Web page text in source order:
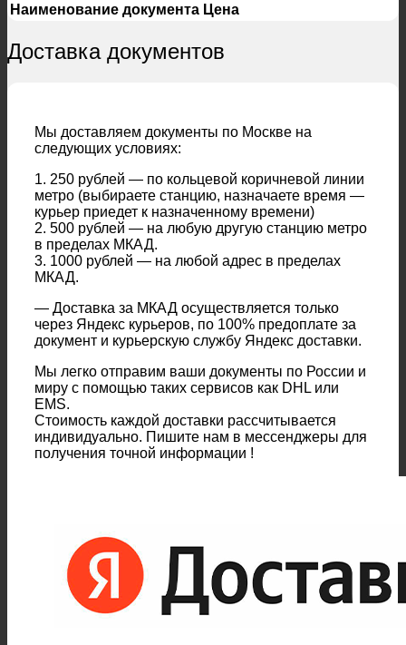
Наименование документа Цена
Доставка документов
Мы доставляем документы по Москве на
следующих условиях:
1. 250 рублей — по кольцевой коричневой линии
метро (выбираете станцию, назначаете время —
курьер приедет к назначенному времени)
2. 500 рублей — на любую другую станцию метро
в пределах МКАД.
3. 1000 рублей — на любой адрес в пределах
МКАД.
— Доставка за МКАД осуществляется только
через Яндекс курьеров, по 100% предоплате за
документ и курьерскую службу Яндекс доставки.
Мы легко отправим ваши документы по России и
миру с помощью таких сервисов как DHL или
EMS.
Стоимость каждой доставки рассчитывается
индивидуально. Пишите нам в мессенджеры для
получения точной информации !